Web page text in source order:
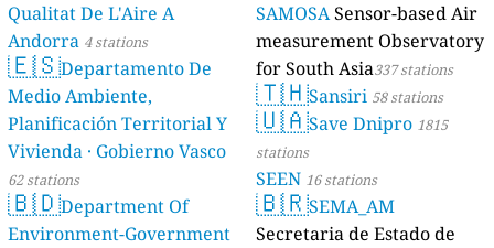
Qualitat De L'Aire A
Andorra 4 stations
🇪🇸Departamento De
Medio Ambiente,
Planificación Territorial Y
Vivienda · Gobierno Vasco
62 stations
🇧🇩Department Of
Environment-Government
SAMOSASensor-based Air
measurement Observatory
for South Asia337 stations
🇹🇭Sansiri 58 stations
🇺🇦Save Dnipro 1815
stations
SEEN 16 stations
🇧🇷SEMA_AM
Secretaria de Estado de